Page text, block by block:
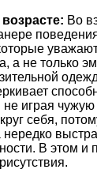
Во
а не только
не играя
себя,
В этом и